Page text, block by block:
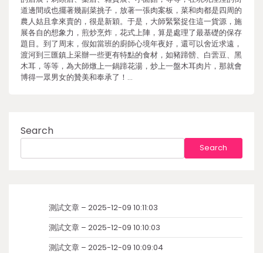
道邊間或也擺著幾副菜挑子，放著一張肉案板，菜和肉都是四周的
農人姑且拿來賣的，很是新穎。于是，大師緊緊捉住這一貨源，施
展各自的想象力，煎炒烹炸，花式上陣，算是處理了最基礎的保存
題目。到了周末，假如當班的廚師心境年夜好，還可以舍近求遠，
渡河到三匯鎮上采辦一些更有特點的食材，如豬蹄髈、白蕓豆、黑
木耳，等等，為大師燉上一鍋蹄花湯，炒上一盤木耳肉片，那就會
博得一眾男女的贊美和奉承了！…
Search
Search
測試文章 – 2025-12-09 10:11:03
測試文章 – 2025-12-09 10:10:03
測試文章 – 2025-12-09 10:09:04